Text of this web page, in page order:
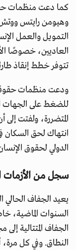
كما دعت منظمات
وهيومن رايتس ووتش،
التمويل والعمل
العاديين، خصوصًا
تتوفر خطط إنقاذ
ودعت منظمات
للضغط على الجهات
المتضررة، ولفتت
انتهاك لحق السكان
الدولي لحقوق
سجل من الأزمات
يعيد الجفاف الحالي
الجفاف المتتالية
النطاق. وفي كل مرة،